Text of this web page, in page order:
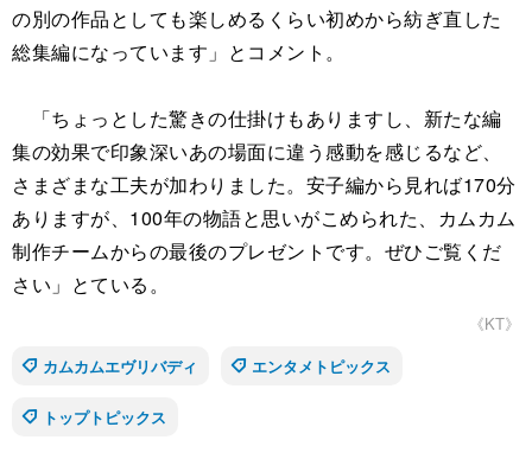
の別の作品としても楽しめるくらい初めから紡ぎ直した
総集編になっています」とコメント。
「ちょっとした驚きの仕掛けもありますし、新たな編
集の効果で印象深いあの場面に違う感動を感じるなど、
さまざまな工夫が加わりました。安子編から見れば170分
ありますが、100年の物語と思いがこめられた、カムカム
制作チームからの最後のプレゼントです。ぜひご覧くだ
さい」とている。
《KT》
カムカムエヴリバディ
エンタメトピックス
トップトピックス